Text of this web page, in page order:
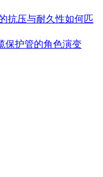
抗压与耐久性如何匹
保护管的角色演变